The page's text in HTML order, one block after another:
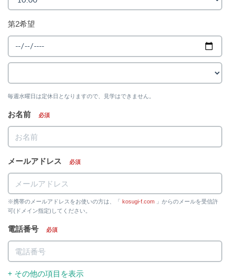
第2希望
毎週水曜日は定休日となりますので、見学はできません。
お名前 必須
メールアドレス 必須
※携帯のメールアドレスをお使いの方は、「 kosugi-f.com 」からのメールを受信許
可(ドメイン指定)してください。
電話番号 必須
+ その他の項目を表示